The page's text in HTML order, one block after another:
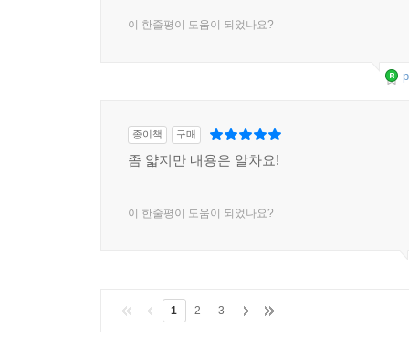
이 한줄평이 도움이 되었나요?
종이책 구매
좀 얇지만 내용은 알차요!
이 한줄평이 도움이 되었나요?
1 2 3